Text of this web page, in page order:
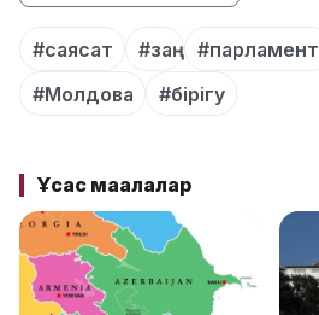
#саясат #заң #парламент
#Молдова
#бірігу
Ұқсас мақалалар